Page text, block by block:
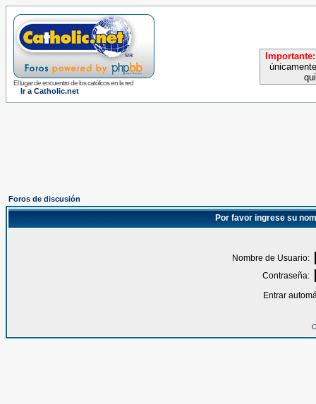
El lugar de encuentro de los católicos en la red
Ir a Catholic.net
Importante:
Foros de discusión
Por favor ingrese su
Nombre de Usuario:
Contraseña:
Entrar